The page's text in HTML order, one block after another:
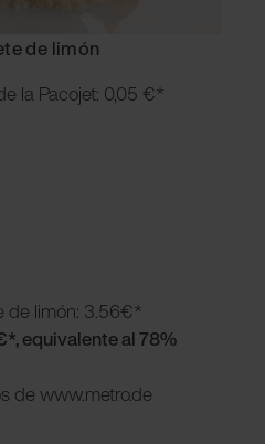
de limón
la Pacojet: 0,05 €*
de limón: 3.56€*
equivalente al 78%
de www.metro.de